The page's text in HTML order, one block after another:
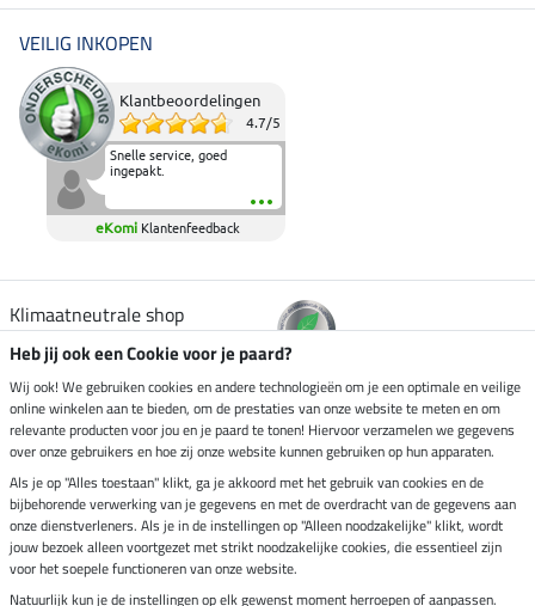
VEILIG INKOPEN
Klantbeoordelingen
4.7/5
Snelle service, goed
ingepakt.
eKomi Klantenfeedback
Klimaatneutrale shop
Verzending per
Veilig betalen met
Impressum
Heb jij ook een Cookie voor je paard?
Wij ook! We gebruiken cookies en andere technologieën om je een optimale en veilige
online winkelen aan te bieden, om de prestaties van onze website te meten en om
relevante producten voor jou en je paard te tonen! Hiervoor verzamelen we gegevens
over onze gebruikers en hoe zij onze website kunnen gebruiken op hun apparaten.
Als je op "Alles toestaan" klikt, ga je akkoord met het gebruik van cookies en de
bijbehorende verwerking van je gegevens en met de overdracht van de gegevens aan
onze dienstverleners. Als je in de instellingen op "Alleen noodzakelijke" klikt, wordt
jouw bezoek alleen voortgezet met strikt noodzakelijke cookies, die essentieel zijn
voor het soepele functioneren van onze website.
Natuurlijk kun je de instellingen op elk gewenst moment herroepen of aanpassen.